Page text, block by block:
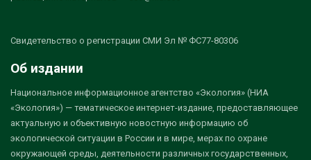
Свидетельство о регистрации СМИ Эл № ФС77-80306
Об издании
Национальное информационное агентство «Экология» (НИА
«Экология») — тематическое интернет-издание, предоставляющее
актуальную и объективную новостную информацию об
экологической ситуации в России и в мире, мерах по охране
окружающей среды, деятельности различных государственных,